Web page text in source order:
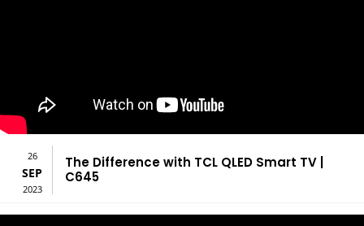
26
SEP
2023
The Difference with TCL QLED Smart TV |
C645